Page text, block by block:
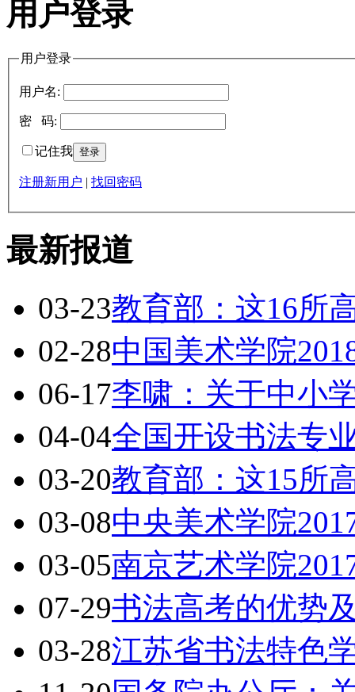
用户登录
用户登录
用户名:
密 码:
记住我
注册新用户 找回密码
最新报道
03-23教育部：这16所
02-28中国美术学院
06-17李啸：关于中小
04-04全国开设书法专
03-20教育部：这15所
03-08中央美术学院
03-05南京艺术学院
07-29书法高考的优势
03-28江苏省书法特